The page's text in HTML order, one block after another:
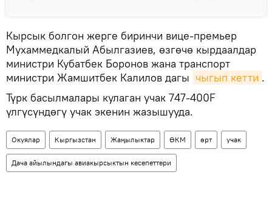
Кырсык болгон жерге биринчи вице-премьер
Мухаммедкалый Абылгазиев, өзгөчө кырдаалдар
министри Кубатбек Боронов жана транспорт
министри Жамшитбек Калилов дагы чыгып кетти .
Түрк басылмалары кулаган учак 747-400F
үлгүсүндөгү учак экенин жазышууда.
Окуялар Кыргызстан Жаңылыктар ӨКМ өрт учак
Дача айылындагы авиакырсыктын кесепеттери